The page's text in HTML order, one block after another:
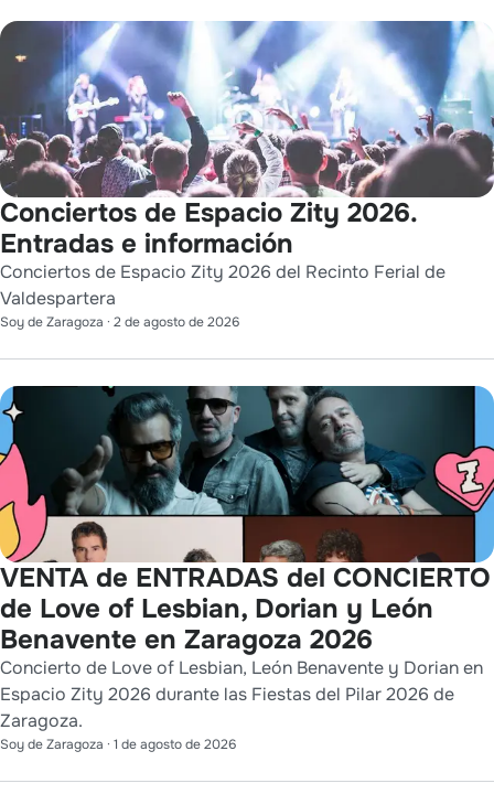
Conciertos de Espacio Zity 2026.
Entradas e información
Conciertos de Espacio Zity 2026 del Recinto Ferial de
Valdespartera
Soy de Zaragoza · 2 de agosto de 2026
VENTA de ENTRADAS del CONCIERTO
de Love of Lesbian, Dorian y León
Benavente en Zaragoza 2026
Concierto de Love of Lesbian, León Benavente y Dorian en
Espacio Zity 2026 durante las Fiestas del Pilar 2026 de
Zaragoza.
Soy de Zaragoza · 1 de agosto de 2026